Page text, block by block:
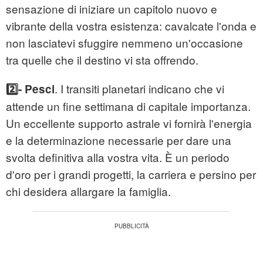
sensazione di iniziare un capitolo nuovo e
vibrante della vostra esistenza: cavalcate l'onda e
non lasciatevi sfuggire nemmeno un'occasione
tra quelle che il destino vi sta offrendo.
2️⃣- Pesci. I transiti planetari indicano che vi
attende un fine settimana di capitale importanza.
Un eccellente supporto astrale vi fornirà l'energia
e la determinazione necessarie per dare una
svolta definitiva alla vostra vita. È un periodo
d'oro per i grandi progetti, la carriera e persino per
chi desidera allargare la famiglia.